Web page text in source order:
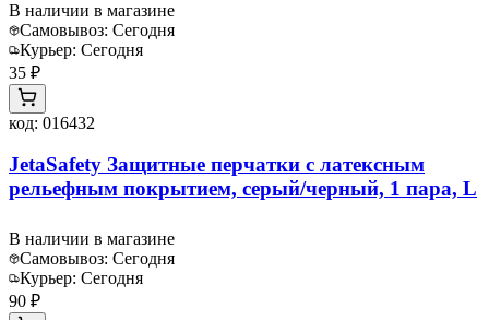
В наличии в магазине
Самовывоз: Сегодня
Курьер: Сегодня
35 ₽
код: 016432
JetaSafety Защитные перчатки с латексным
рельефным покрытием, серый/черный, 1 пара, L
В наличии в магазине
Самовывоз: Сегодня
Курьер: Сегодня
90 ₽